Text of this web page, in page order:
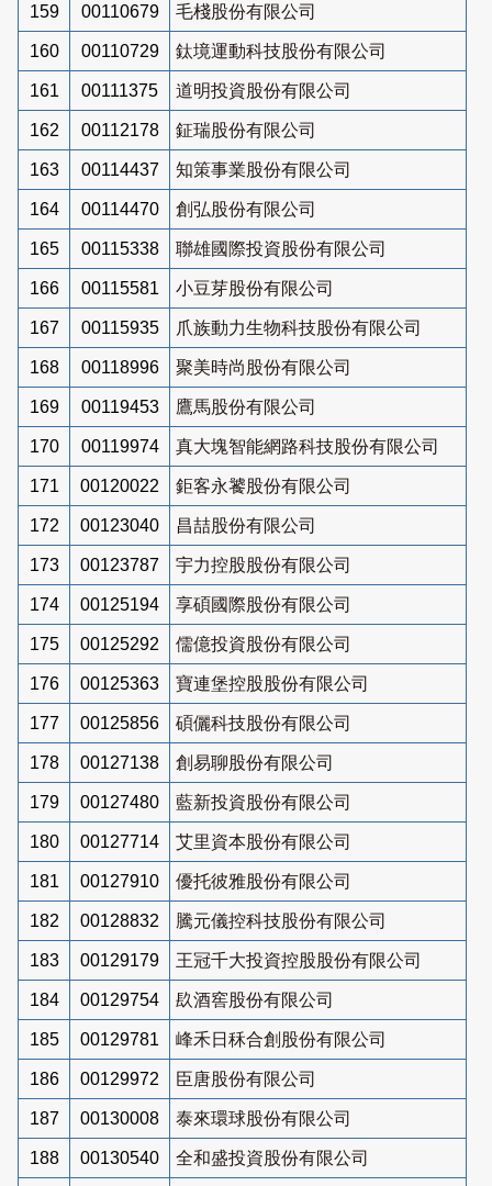
159 00110679 毛棧股份有限公司
160 00110729 鈦境運動科技股份有限公司
161 00111375 道明投資股份有限公司
162 00112178 鉦瑞股份有限公司
163 00114437 知策事業股份有限公司
164 00114470 創弘股份有限公司
165 00115338 聯雄國際投資股份有限公司
166 00115581 小豆芽股份有限公司
167 00115935 爪族動力生物科技股份有限公司
168 00118996 聚美時尚股份有限公司
169 00119453 鷹馬股份有限公司
170 00119974 真大塊智能網路科技股份有限公司
171 00120022 鉅客永饕股份有限公司
172 00123040 昌喆股份有限公司
173 00123787 宇力控股股份有限公司
174 00125194 享碩國際股份有限公司
175 00125292 儒億投資股份有限公司
176 00125363 寶連堡控股股份有限公司
177 00125856 碩儷科技股份有限公司
178 00127138 創易聊股份有限公司
179 00127480 藍新投資股份有限公司
180 00127714 艾里資本股份有限公司
181 00127910 優托彼雅股份有限公司
182 00128832 騰元儀控科技股份有限公司
183 00129179 王冠千大投資控股股份有限公司
184 00129754 镹酒窖股份有限公司
185 00129781 峰禾日秝合創股份有限公司
186 00129972 臣唐股份有限公司
187 00130008 泰來環球股份有限公司
188 00130540 全和盛投資股份有限公司